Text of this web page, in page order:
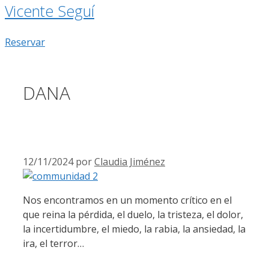
Vicente Seguí
Reservar
DANA
12/11/2024 porClaudia Jiménez
Nos encontramos en un momento crítico en el
que reina la pérdida, el duelo, la tristeza, el dolor,
la incertidumbre, el miedo, la rabia, la ansiedad, la
ira, el terror…